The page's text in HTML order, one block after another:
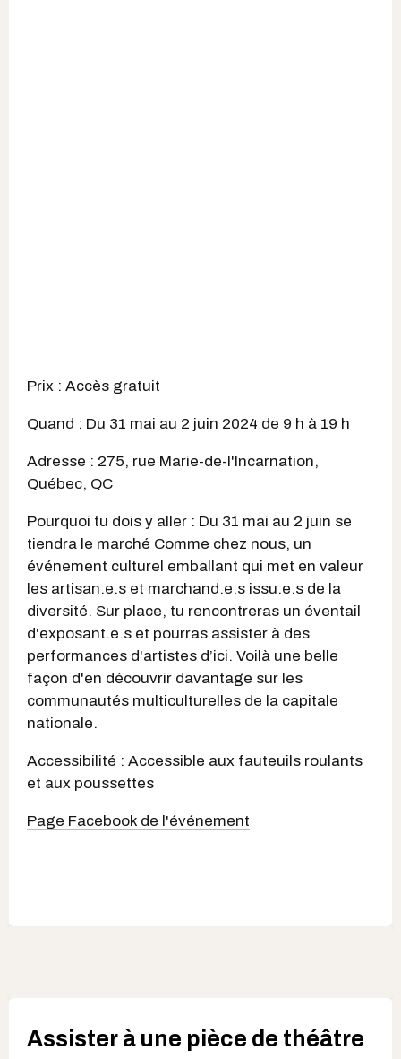
Prix : Accès gratuit
Quand : Du 31 mai au 2 juin 2024 de 9 h à 19 h
Adresse : 275, rue Marie-de-l'Incarnation,
Québec, QC
Pourquoi tu dois y aller : Du 31 mai au 2 juin se
tiendra le marché Comme chez nous, un
événement culturel emballant qui met en valeur
les artisan.e.s et marchand.e.s issu.e.s de la
diversité. Sur place, tu rencontreras un éventail
d'exposant.e.s et pourras assister à des
performances d'artistes d’ici. Voilà une belle
façon d'en découvrir davantage sur les
communautés multiculturelles de la capitale
nationale.
Accessibilité : Accessible aux fauteuils roulants
et aux poussettes
Page Facebook de l'événement
Assister à une pièce de théâtre